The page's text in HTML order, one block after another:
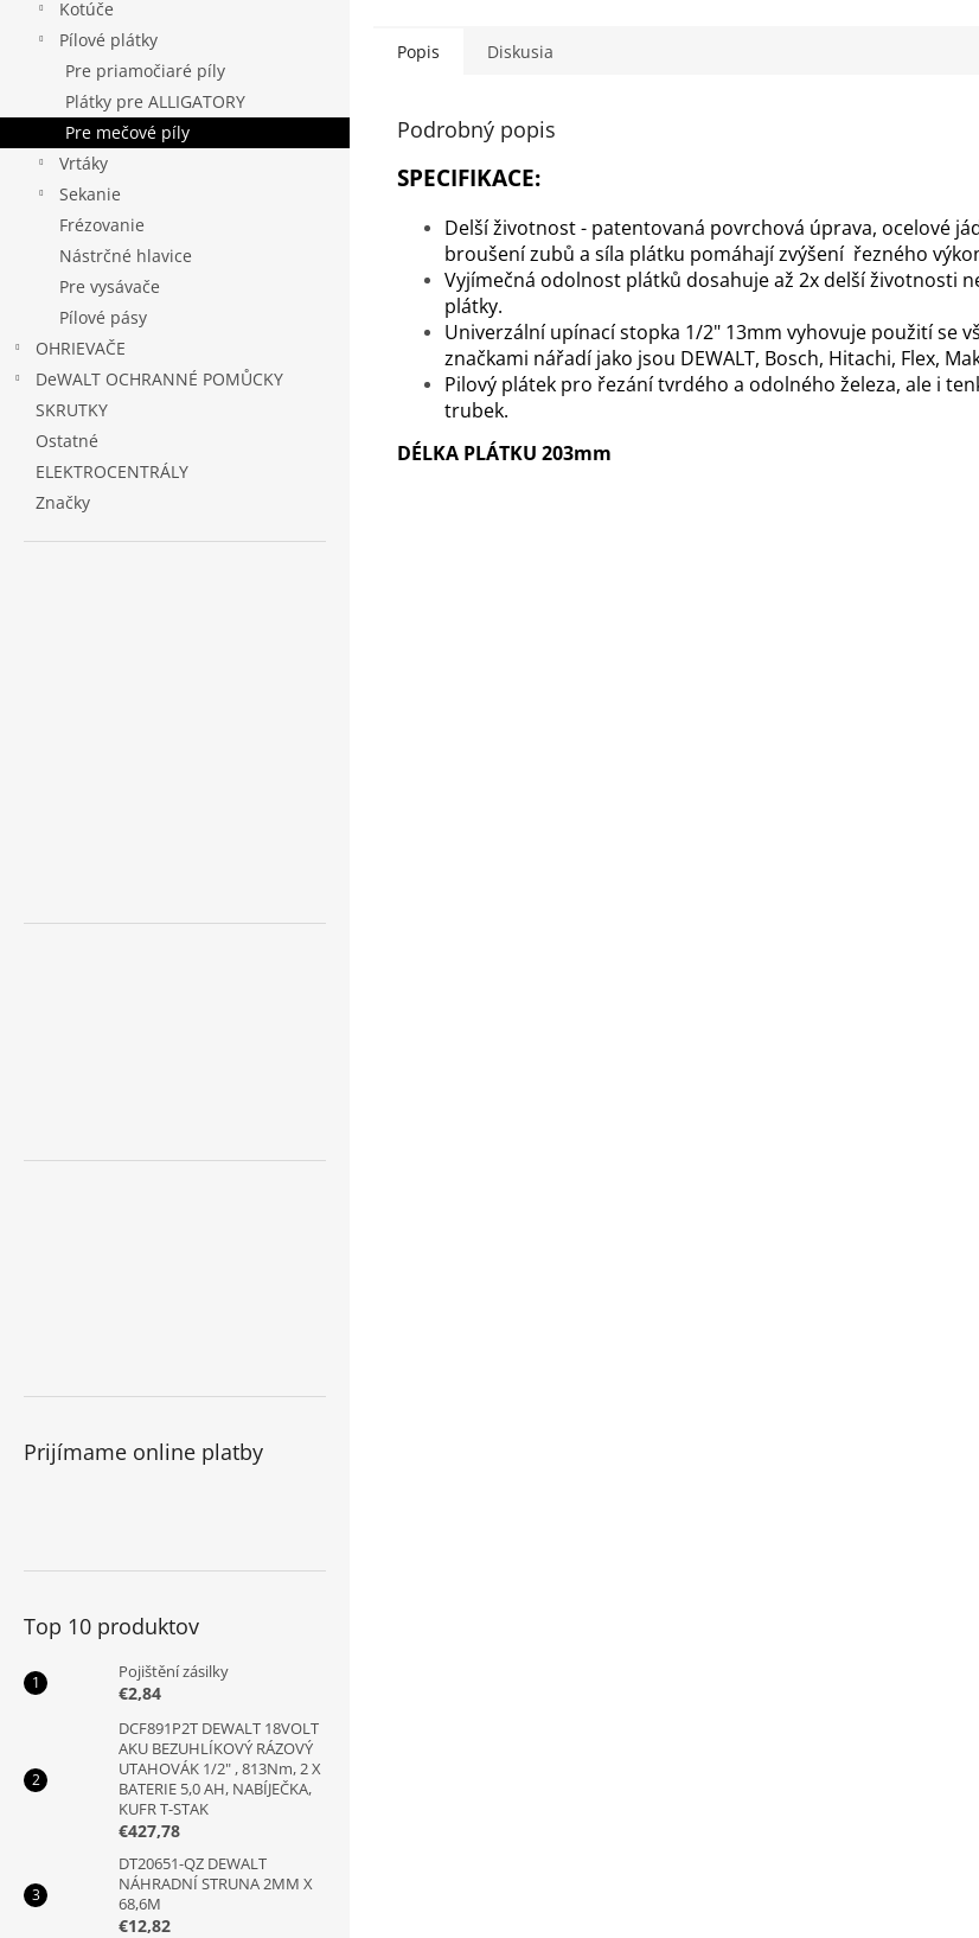
Kotúče
Pílové plátky
Pre priamočiaré píly
Plátky pre ALLIGATORY
Pre mečové píly
Vrtáky
Sekanie
Frézovanie
Nástrčné hlavice
Pre vysávače
Pílové pásy
OHRIEVAČE
DeWALT OCHRANNÉ POMŮCKY
SKRUTKY
Ostatné
ELEKTROCENTRÁLY
Značky
Prijímame online platby
Top 10 produktov
Pojištění zásilky
€2,84
DCF891P2T DEWALT 18VOLT
AKU BEZUHLÍKOVÝ RÁZOVÝ
UTAHOVÁK 1/2" , 813Nm, 2 X
BATERIE 5,0 AH, NABÍJEČKA,
KUFR T-STAK
€427,78
DT20651-QZ DEWALT
NÁHRADNÍ STRUNA 2MM X
68,6M
€12,82
Popis Diskusia
Podrobný popis
SPECIFIKACE:
Delší životnost - patentovaná povrchová úprava, ocelové
broušení zubů a síla plátku pomáhají zvýšení řezného
Vyjímečná odolnost plátků dosahuje až 2x delší životnosti
plátky.
Univerzální upínací stopka 1/2" 13mm vyhovuje použití se
značkami nářadí jako jsou DEWALT, Bosch, Hitachi, Flex,
Pilový plátek pro řezání tvrdého a odolného železa, ale i
trubek.
DÉLKA PLÁTKU 203mm